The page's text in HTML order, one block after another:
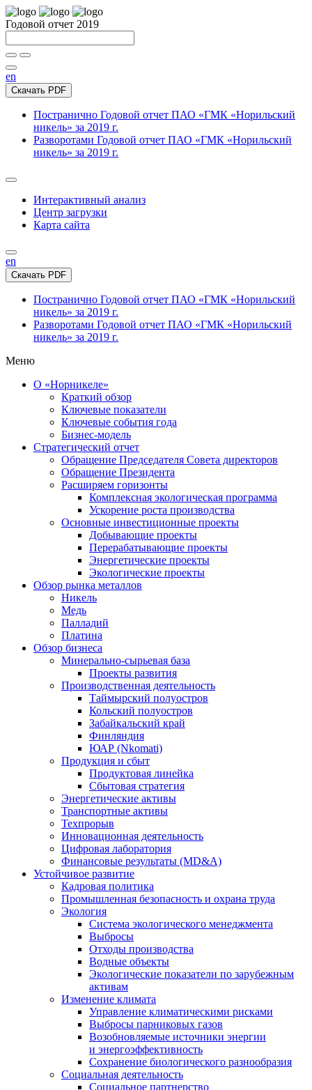
Годовой отчет 2019
en
Скачать PDF
Постранично Годовой отчет ПАО «ГМК «Норильский
никель» за 2019 г.
Разворотами Годовой отчет ПАО «ГМК «Норильский
никель» за 2019 г.
Интерактивный анализ
Центр загрузки
Карта сайта
en
Скачать PDF
Постранично Годовой отчет ПАО «ГМК «Норильский
никель» за 2019 г.
Разворотами Годовой отчет ПАО «ГМК «Норильский
никель» за 2019 г.
Меню
О «Норникеле»
Краткий обзор
Ключевые показатели
Ключевые события года
Бизнес-модель
Стратегический отчет
Обращение Председателя Совета директоров
Обращение Президента
Расширяем горизонты
Комплексная экологическая программа
Ускорение роста производства
Основные инвестиционные проекты
Добывающие проекты
Перерабатывающие проекты
Энергетические проекты
Экологические проекты
Обзор рынка металлов
Никель
Медь
Палладий
Платина
Обзор бизнеса
Минерально-сырьевая база
Проекты развития
Производственная деятельность
Таймырский полуостров
Кольский полуостров
Забайкальский край
Финляндия
ЮАР (Nkomati)
Продукция и сбыт
Продуктовая линейка
Сбытовая стратегия
Энергетические активы
Транспортные активы
Техпрорыв
Инновационная деятельность
Цифровая лаборатория
Финансовые результаты (MD&A)
Устойчивое развитие
Кадровая политика
Промышленная безопасность и охрана труда
Экология
Система экологического менеджмента
Выбросы
Отходы производства
Водные объекты
Экологические показатели по зарубежным
активам
Изменение климата
Управление климатическими рисками
Выбросы парниковых газов
Возобновляемые источники энергии
и энергоэффективность
Сохранение биологического разнообразия
Социальная деятельность
Социальное партнерство